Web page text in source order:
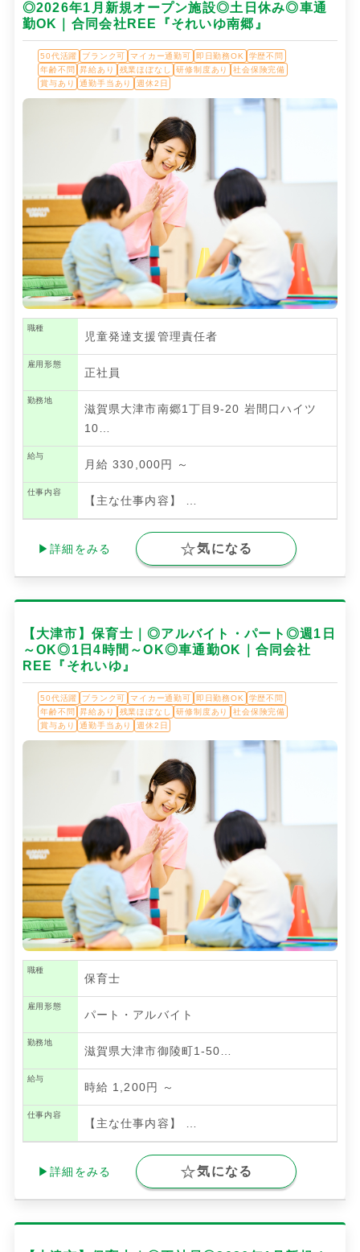
◎2026年1月新規オープン施設◎土日休み◎車通
勤OK｜合同会社REE『それいゆ南郷』
50代活躍 ブランク可 マイカー通勤可 即日勤務OK
学歴不問
年齢不問
昇給あり 残業ほぼなし 研修制度あり
社会保険完備
賞与あり
通勤手当あり 週休2日
職種
児童発達支援管理責任者
雇用形態
正社員
勤務地
滋賀県大津市南郷1丁目9-20 岩間口ハイツ
10…
給与
月給 330,000円 ～
仕事内容
【主な仕事内容】
▶詳細をみる 気になる
【大津市】保育士｜◎アルバイト・パート◎週1日
～OK◎1日4時間～OK◎車通勤OK｜合同会社
REE『それいゆ』
50代活躍 ブランク可 マイカー通勤可 即日勤務OK
学歴不問
年齢不問
昇給あり 残業ほぼなし 研修制度あり
社会保険完備
賞与あり
通勤手当あり 週休2日
職種
保育士
雇用形態
パート・アルバイト
勤務地
滋賀県大津市御陵町1-50…
給与
時給 1,200円 ～
仕事内容
【主な仕事内容】
▶詳細をみる 気になる